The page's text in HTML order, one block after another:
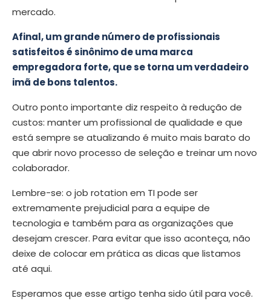
mercado.
Afinal, um grande número de profissionais
satisfeitos é sinônimo de uma marca
empregadora forte, que se torna um verdadeiro
imã de bons talentos.
Outro ponto importante diz respeito à redução de
custos: manter um profissional de qualidade e que
está sempre se atualizando é muito mais barato do
que abrir novo processo de seleção e treinar um novo
colaborador.
Lembre-se: o job rotation em TI pode ser
extremamente prejudicial para a equipe de
tecnologia e também para as organizações que
desejam crescer. Para evitar que isso aconteça, não
deixe de colocar em prática as dicas que listamos
até aqui.
Esperamos que esse artigo tenha sido útil para você.